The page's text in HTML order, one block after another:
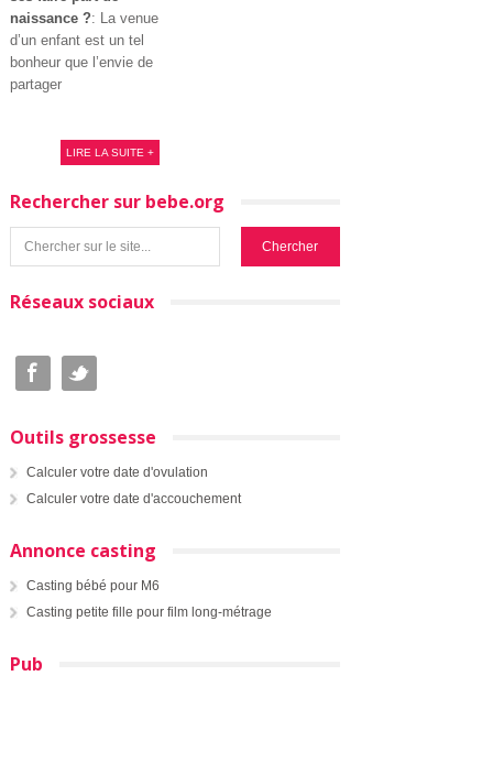
naissance ?: La venue
d’un enfant est un tel
bonheur que l’envie de
partager
LIRE LA SUITE +
Rechercher sur bebe.org
Réseaux sociaux
Outils grossesse
Calculer votre date d'ovulation
Calculer votre date d'accouchement
Annonce casting
Casting bébé pour M6
Casting petite fille pour film long-métrage
Pub